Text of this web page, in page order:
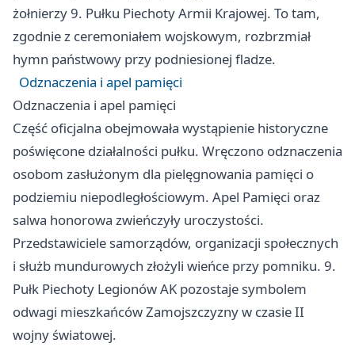
żołnierzy 9. Pułku Piechoty Armii Krajowej. To tam,
zgodnie z ceremoniałem wojskowym, rozbrzmiał
hymn państwowy przy podniesionej fladze.
Odznaczenia i apel pamięci
Odznaczenia i apel pamięci
Część oficjalna obejmowała wystąpienie historyczne
poświęcone działalności pułku. Wręczono odznaczenia
osobom zasłużonym dla pielęgnowania pamięci o
podziemiu niepodległościowym. Apel Pamięci oraz
salwa honorowa zwieńczyły uroczystości.
Przedstawiciele samorządów, organizacji społecznych
i służb mundurowych złożyli wieńce przy pomniku. 9.
Pułk Piechoty Legionów AK pozostaje symbolem
odwagi mieszkańców Zamojszczyzny w czasie II
wojny światowej.